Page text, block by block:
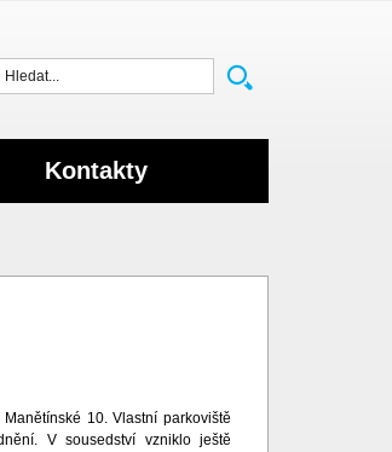
10. Vlastní parkoviště
V sousedství vzniklo ještě
Kontakty